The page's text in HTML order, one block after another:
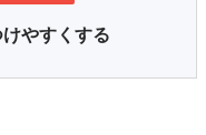
やすくする